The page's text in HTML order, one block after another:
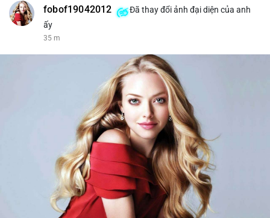
fobof19042012
Đã thay đổi ảnh đại diện của anh
ấy
35 m